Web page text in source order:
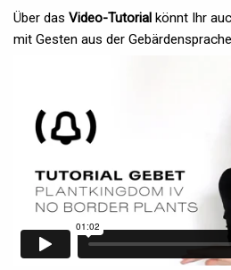
Über das Video-Tutorial könnt Ihr
mit Gesten aus der